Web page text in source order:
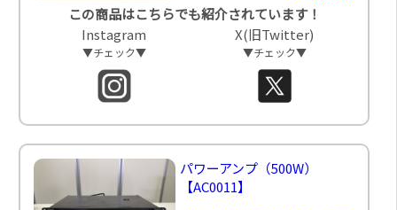
この商品はこちらでも紹介されています！
Instagram
▼チェック▼
X(旧Twitter)
▼チェック▼
パワーアンプ（500W）
【AC0011】